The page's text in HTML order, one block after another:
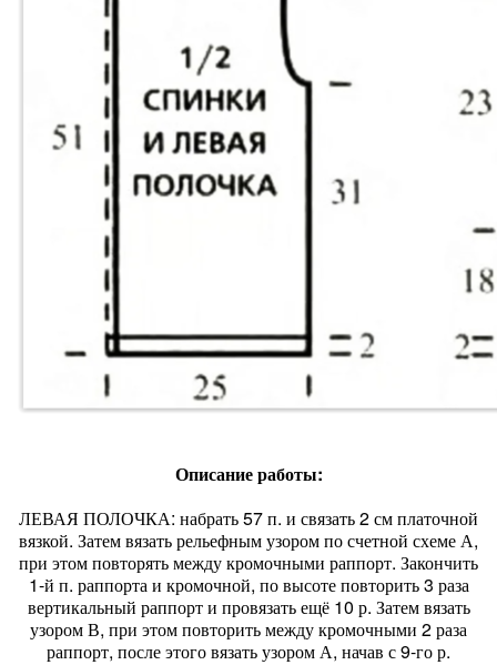
Описание работы:
ЛЕВАЯ ПОЛОЧКА: набрать 57 п. и связать 2 см платочной
вязкой. Затем вязать рельефным узором по счетной схеме А,
при этом повторять между кромочными раппорт. Закончить
1-й п. раппорта и кромочной, по высоте повторить 3 раза
вертикальный раппорт и провязать ещё 10 р. Затем вязать
узором В, при этом повторить между кромочными 2 раза
раппорт, после этого вязать узором А, начав с 9-го р.